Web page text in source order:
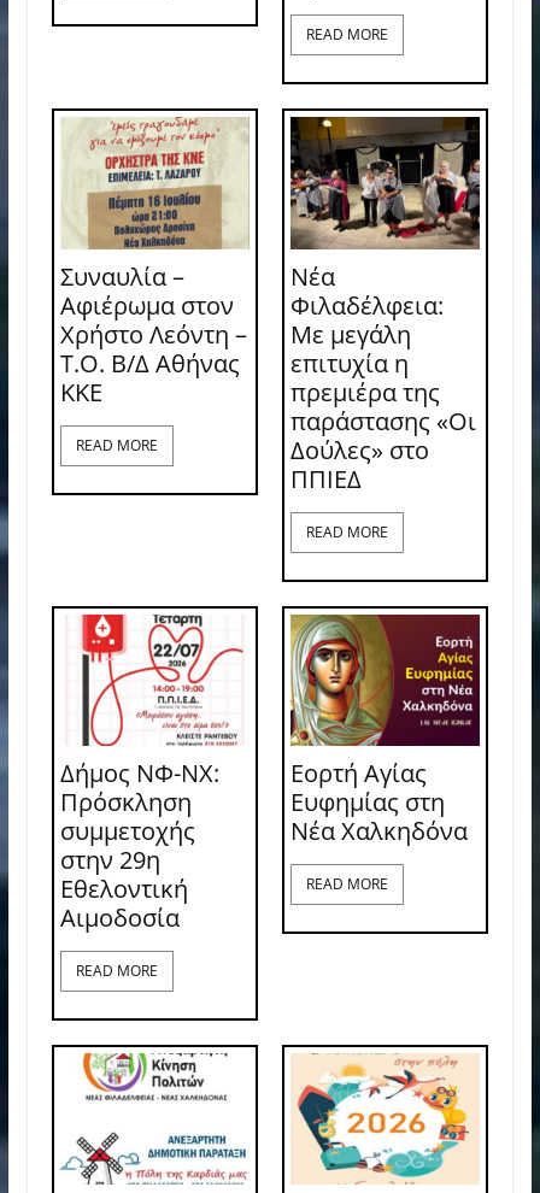
READ MORE
Συναυλία –
Αφιέρωμα στον
Χρήστο Λεόντη –
Τ.Ο. Β/Δ Αθήνας
ΚΚΕ
READ MORE
Νέα
Φιλαδέλφεια:
Με μεγάλη
επιτυχία η
πρεμιέρα της
παράστασης «Οι
Δούλες» στο
ΠΠΙΕΔ
READ MORE
Δήμος ΝΦ-ΝΧ:
Πρόσκληση
συμμετοχής
στην 29η
Εθελοντική
Αιμοδοσία
READ MORE
Εορτή Αγίας
Ευφημίας στη
Νέα Χαλκηδόνα
READ MORE